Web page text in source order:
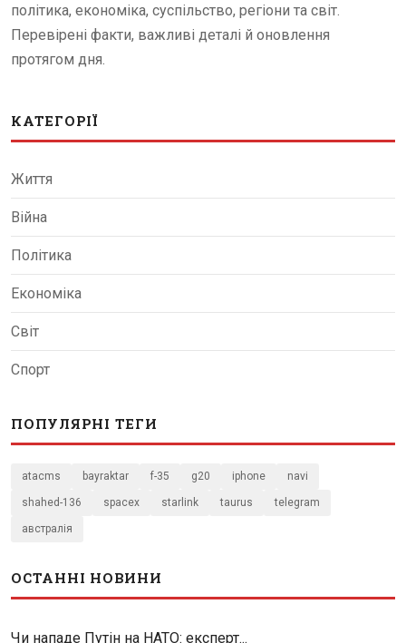
політика, економіка, суспільство, регіони та світ.
Перевірені факти, важливі деталі й оновлення
протягом дня.
КАТЕГОРІЇ
Життя
Війна
Політика
Економіка
Світ
Спорт
ПОПУЛЯРНІ ТЕГИ
atacms bayraktar f-35 g20 iphone navi
shahed-136 spacex starlink taurus telegram
австралія
ОСТАННІ НОВИНИ
Чи нападе Путін на НАТО: експерт...